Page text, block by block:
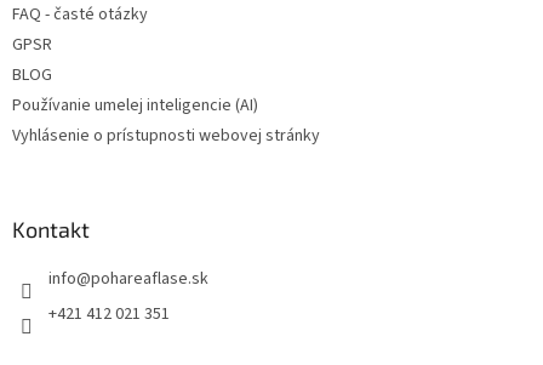
FAQ - časté otázky
GPSR
BLOG
Používanie umelej inteligencie (AI)
Vyhlásenie o prístupnosti webovej stránky
Kontakt
info@pohareaflase.sk
+421 412 021 351